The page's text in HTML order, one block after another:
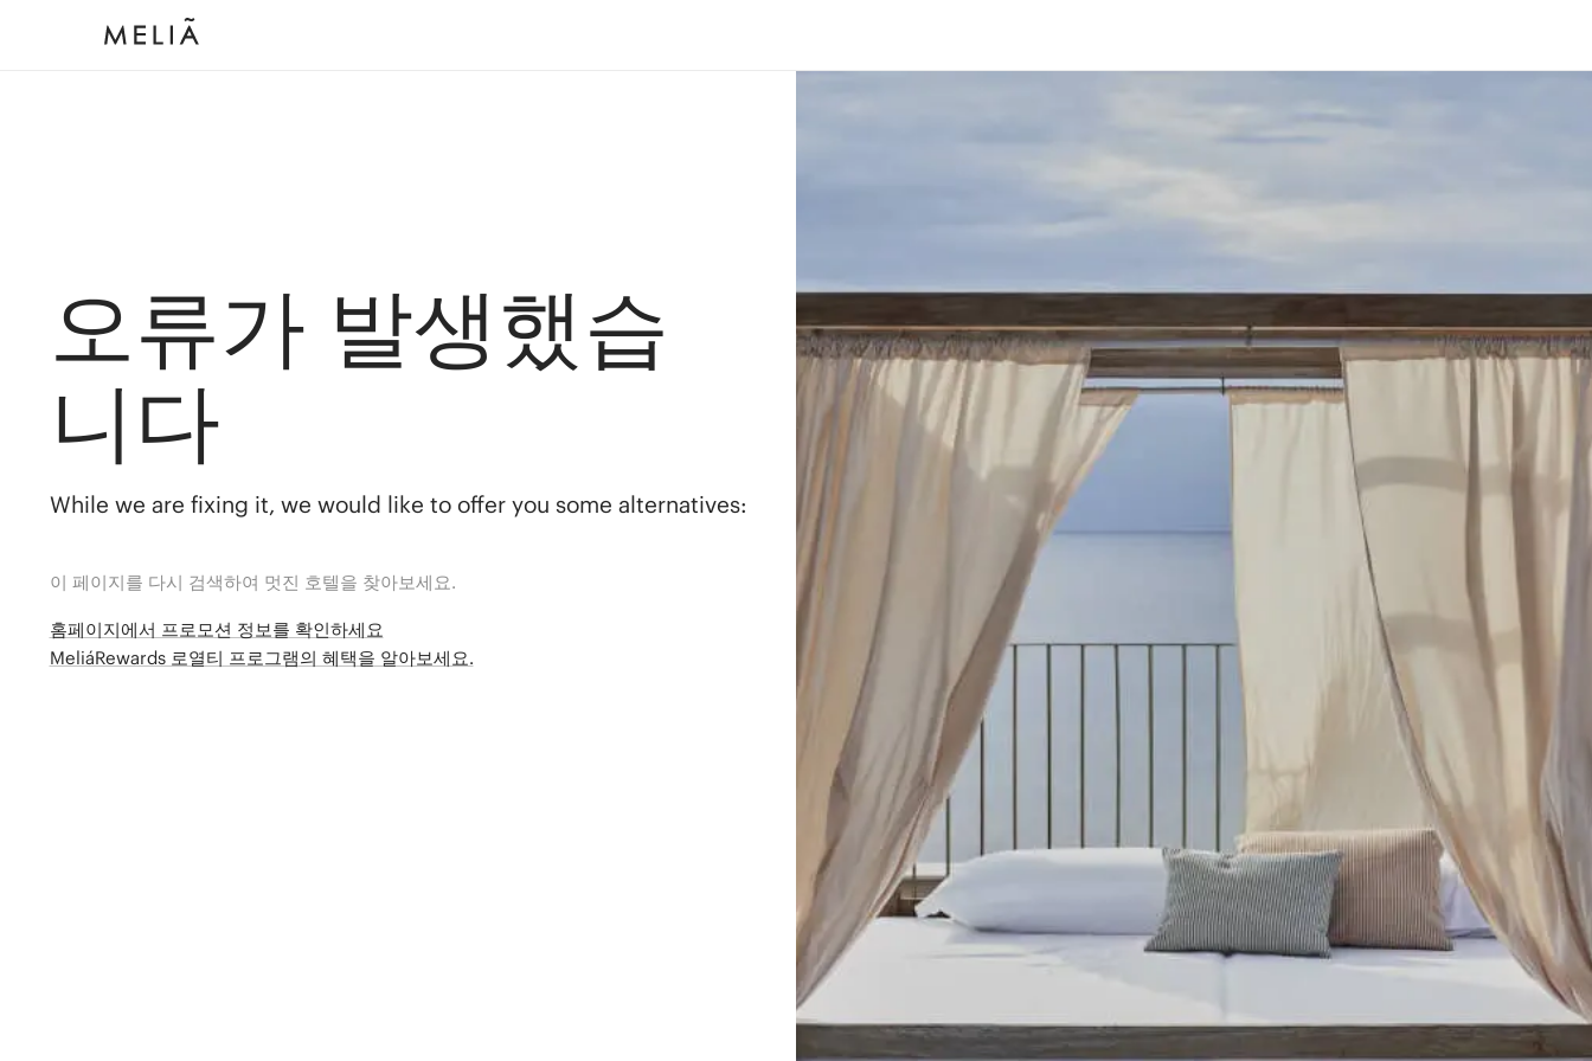
오류가 발생했습
니다
While we are fixing it, we would like to offer you some alternatives:
이 페이지를 다시 검색하여 멋진 호텔을 찾아보세요.
홈페이지에서 프로모션 정보를 확인하세요
MeliáRewards 로열티 프로그램의 혜택을 알아보세요.